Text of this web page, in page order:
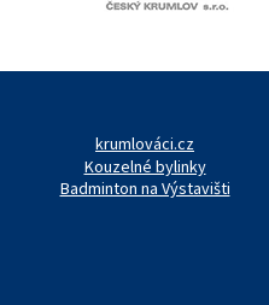
krumlováci.cz
Kouzelné bylinky
Badminton na Výstavišti